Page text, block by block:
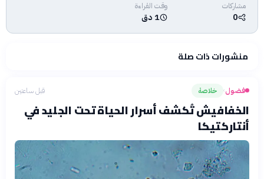
مشاركات
0
وقت القراءة
1 دق
منشورات ذات صلة
فضول› خلاصة قبل ساعتين
الخفافيش تُكشف أسرار الحياة تحت الجليد في
أنتاركتيكا